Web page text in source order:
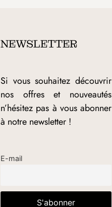
NEWSLETTER
Si vous souhaitez découvrir
nos offres et nouveautés
n’hésitez pas à vous abonner
à notre newsletter !
E-mail